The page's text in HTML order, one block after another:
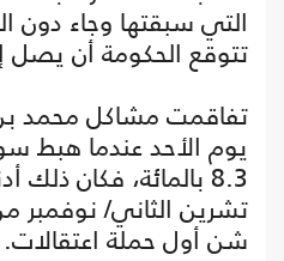
التي سبقتها وجاء دون
تتوقع الحكومة أن يصل إلى 0.4
تفاقمت مشاكل محمد
يوم الأحد عندما هبط
8.3 بالمائة، فكان
شن أول حملة اعتقالات.